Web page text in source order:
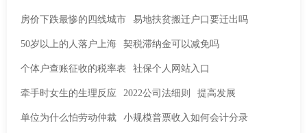
房价下跌最惨的四线城市 易地扶贫搬迁户口要迁出吗
50岁以上的人落户上海 契税滞纳金可以减免吗
个体户查账征收的税率表 社保个人网站入口
牵手时女生的生理反应 2022公司法细则 提高发展
单位为什么怕劳动仲裁 小规模普票收入如何会计分录